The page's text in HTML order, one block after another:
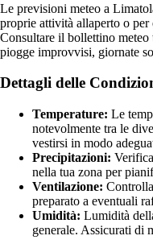
Le previsioni meteo a
proprie attività allaperto o per
Consultare il bollettino meteo
piogge improvvisi, giornate
Dettagli delle
Temperature: Le
notevolmente tra le
vestirsi in modo
Precipitazioni:
nella tua zona per
Ventilazione:
preparato a eventuali
Umidità: Lumidità
generale. Assicurati di